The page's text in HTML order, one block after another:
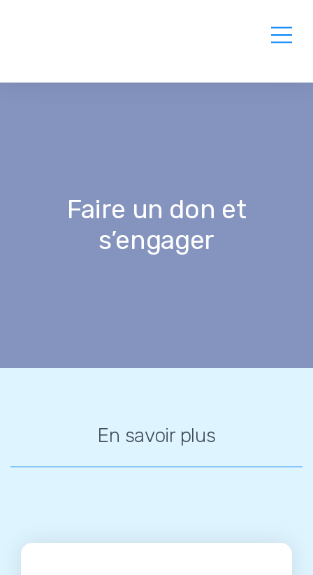
Faire un don et
s’engager
En savoir plus